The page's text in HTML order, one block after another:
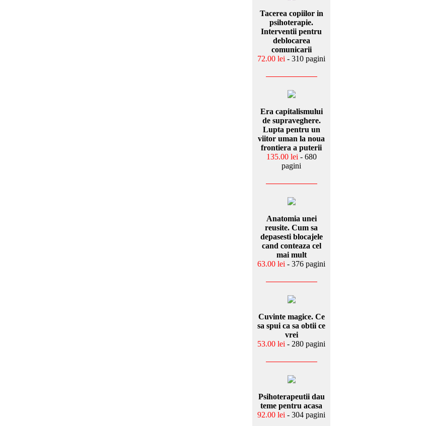
Tacerea copiilor in
psihoterapie.
Interventii pentru
deblocarea
comunicarii
72.00 lei - 310 pagini
Era capitalismului
de supraveghere.
Lupta pentru un
viitor uman la noua
frontiera a puterii
135.00 lei - 680
pagini
Anatomia unei
reusite. Cum sa
depasesti blocajele
cand conteaza cel
mai mult
63.00 lei - 376 pagini
Cuvinte magice. Ce
sa spui ca sa obtii ce
vrei
53.00 lei - 280 pagini
Psihoterapeutii dau
teme pentru acasa
92.00 lei - 304 pagini